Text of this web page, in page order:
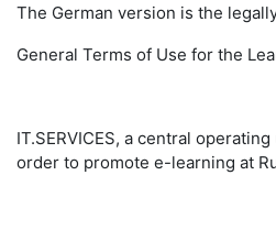
The German version is the
General Terms of Use for the
IT.SERVICES, a central
order to promote e-learning at